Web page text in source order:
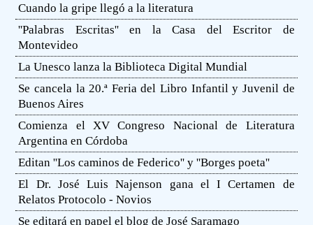
Cuando la gripe llegó a la literatura
''Palabras Escritas'' en la Casa del Escritor de
Montevideo
La Unesco lanza la Biblioteca Digital Mundial
Se cancela la 20.ª Feria del Libro Infantil y Juvenil de
Buenos Aires
Comienza el XV Congreso Nacional de Literatura
Argentina en Córdoba
Editan ''Los caminos de Federico'' y ''Borges poeta''
El Dr. José Luis Najenson gana el I Certamen de
Relatos Protocolo - Novios
Se editará en papel el blog de José Saramago